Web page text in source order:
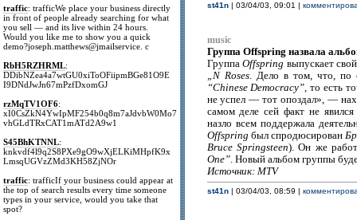
traffic: trafficWe place your business directly
in front of people already searching for what
you sell — and its live within 24 hours.
Would you like me to show you a quick
demo?joseph.matthews@jmailservice. c
RbH5RZHRML:
DDibNZea4a7wtGU0xiToOFiipmBGe81O9E
I9DNdJwJn67mPzfDxomGJ
rzMqTV1OF6:
xI0CsZkN4YwIpMF254b0q8m7aJdvbW0Mo7
vhGLdTRxCAT1mATd2A9w1
S45BhKTNNL:
knkvdf4l9q2S8PXe9gO9wXjELKiMHpfK9x
LmsqUGVzZMd3KH58ZjNOr
traffic: trafficIf your business could appear at
the top of search results every time someone
types in your service, would you take that
spot?
st41n| 03/04/03, 09:01 |
music
Группа Offspring назвала
ГруппаOffspring выпускает
„N Roses. Дело в том, что, по
“Chinese Democracy”, то есть
не успел — тот опоздал», —
самом деле сей факт не
назло всем поддержала
Offspring был спродюсирован
Bruce Springsteen). Он же
One”. Новый альбом группы
Источник: MTV
st41n| 03/04/03, 08:59 |